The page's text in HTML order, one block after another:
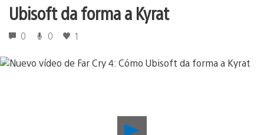
Ubisoft da forma a Kyrat
0 0 1